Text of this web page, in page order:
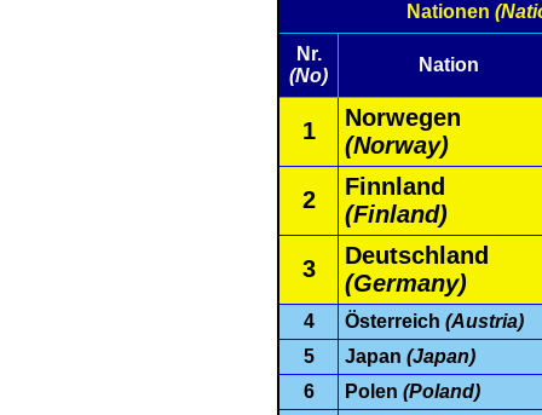
Nationen
Nr.
(No)
Nation
1
Norwegen
(Norway)
2
Finnland
(Finland)
3
Deutschland
(Germany)
4 Österreich (Austria)
5
Japan (Japan)
6
Polen (Poland)